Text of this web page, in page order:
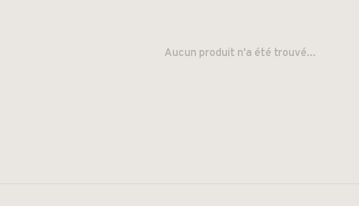
Aucun produit n'a été trouvé...